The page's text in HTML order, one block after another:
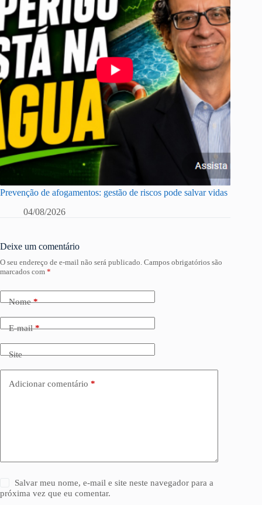
Prevenção de afogamentos: gestão de riscos pode salvar vidas
04/08/2026
Deixe um comentário
O seu endereço de e-mail não será publicado. Campos obrigatórios são
marcados com *
Nome*
E-mail*
Site
Adicionar comentário *
Salvar meu nome, e-mail e site neste navegador para a
próxima vez que eu comentar.